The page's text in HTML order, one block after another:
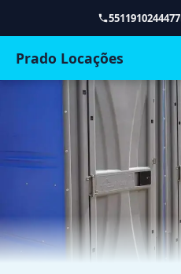
5511910244477
Prado Locações